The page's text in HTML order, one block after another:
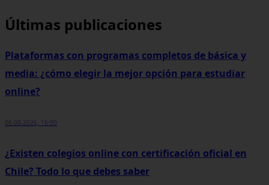
Últimas publicaciones
Plataformas con programas completos de básica y
media: ¿cómo elegir la mejor opción para estudiar
online?
06-08-2026, 16:00
¿Existen colegios online con certificación oficial en
Chile? Todo lo que debes saber